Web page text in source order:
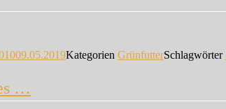
09.05.2019Kategorien GrünfutterSchlagwörter
…